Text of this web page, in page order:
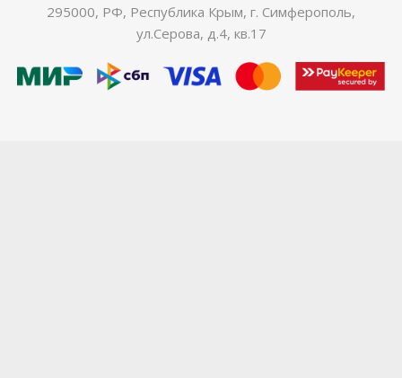
295000, РФ, Республика Крым, г. Симферополь,
ул.Серова, д.4, кв.17